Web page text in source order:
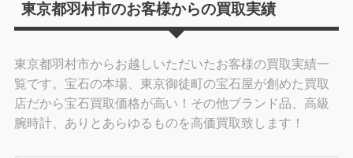
東京都羽村市のお客様からの買取実績
東京都羽村市からお越しいただいたお客様の買取実績一
覧です。宝石の本場、東京御徒町の宝石屋が創めた買取
店だから宝石買取価格が高い！その他ブランド品、高級
腕時計、ありとあらゆるものを高価買取致します！